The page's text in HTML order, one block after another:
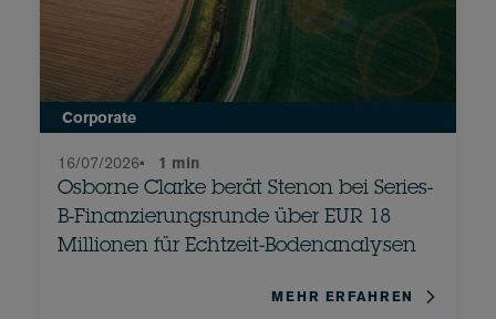
Corporate
Osborne Clarke berät Stenon bei Series-
B-Finanzierungsrunde über EUR 18
Millionen für Echtzeit-Bodenanalysen
16/07/2026• 1 min
MEHR ERFAHREN